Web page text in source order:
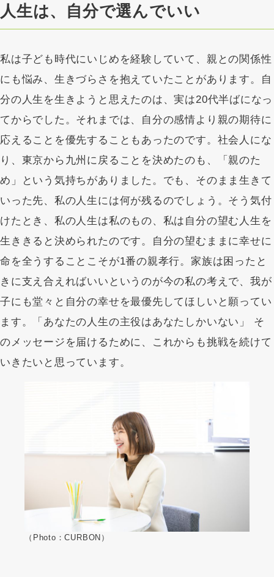
人生は、自分で選んでいい
私は子ども時代にいじめを経験していて、親との関係性
にも悩み、生きづらさを抱えていたことがあります。自
分の人生を生きようと思えたのは、実は20代半ばになっ
てからでした。それまでは、自分の感情より親の期待に
応えることを優先することもあったのです。社会人にな
り、東京から九州に戻ることを決めたのも、「親のた
め」という気持ちがありました。でも、そのまま生きて
いった先、私の人生には何が残るのでしょう。そう気付
けたとき、私の人生は私のもの、私は自分の望む人生を
生ききると決められたのです。自分の望むままに幸せに
命を全うすることこそが1番の親孝行。家族は困ったと
きに支え合えればいいというのが今の私の考えで、我が
子にも堂々と自分の幸せを最優先してほしいと願ってい
ます。「あなたの人生の主役はあなたしかいない」 そ
のメッセージを届けるために、これからも挑戦を続けて
いきたいと思っています。
（Photo：CURBON）